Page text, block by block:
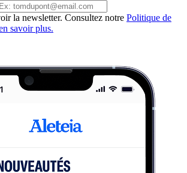
la newsletter. Consultez notre Politique de
savoir plus.